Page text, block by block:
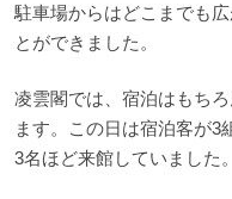
駐車場からはどこまでも
とができました。
凌雲閣では、宿泊はもち
ます。この日は宿泊客が3
3名ほど来館していました。